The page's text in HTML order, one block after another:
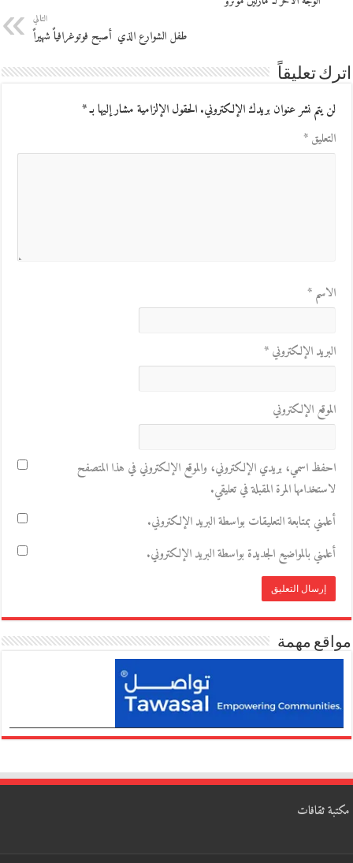
التالي
طفل الشوارع الذي ‮ ‬أصبح فوتوغرافياً شهيراً
اترك تعليقاً
لن يتم نشر عنوان بريدك الإلكتروني.الحقول الإلزامية مشار إليها بـ*
التعليق*
الاسم*
البريد الإلكتروني*
الموقع الإلكتروني
احفظ اسمي، بريدي الإلكتروني، والموقع الإلكتروني في هذا المتصفح
لاستخدامها المرة المقبلة في تعليقي.
أعلمني بمتابعة التعليقات بواسطة البريد الإلكتروني.
أعلمني بالمواضيع الجديدة بواسطة البريد الإلكتروني.
مواقع مهمة
مكتبة ثقافات